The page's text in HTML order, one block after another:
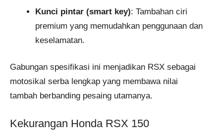
Kunci pintar (smart key): Tambahan ciri
premium yang memudahkan penggunaan dan
keselamatan.
Gabungan spesifikasi ini menjadikan RSX sebagai
motosikal serba lengkap yang membawa nilai
tambah berbanding pesaing utamanya.
Kekurangan Honda RSX 150